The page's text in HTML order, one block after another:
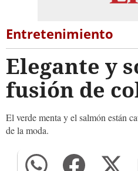
Entretenimiento
Elegante y
fusión de
El verde menta y el salmón están
de la moda.